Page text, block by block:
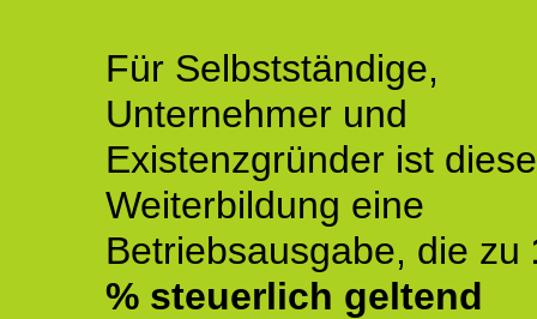
Für Selbstständige,
Unternehmer und
Existenzgründer ist diese
Weiterbildung eine
Betriebsausgabe, die zu
% steuerlich geltend